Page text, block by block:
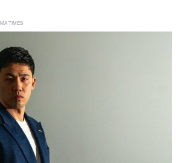
TIMES